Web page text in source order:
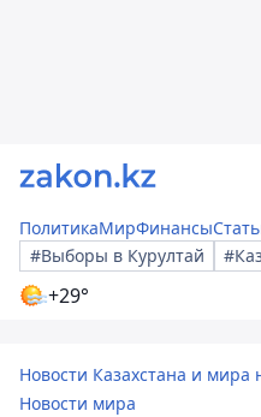
ПолитикаМирФинансы
#Выборы в Курултай
+29°
Новости Казахстана и мира
Новости мира